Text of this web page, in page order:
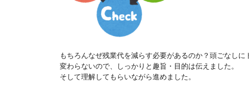
もちろんなぜ残業代を減らす必要があるのか？頭ごなし
変わらないので、しっかりと趣旨・目的は伝えました。
そして理解してもらいながら進めました。